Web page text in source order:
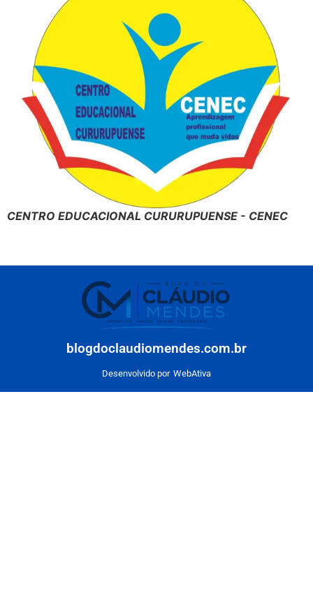
CENTRO EDUCACIONAL CURURUPUENSE - CENEC
blogdoclaudiomendes.com.br
Desenvolvido por WebAtiva